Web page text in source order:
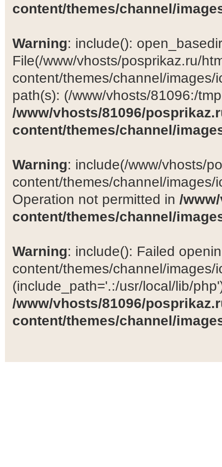
content/themes/channel/
Warning: include():
File(/www/vhosts/posprikaz.ru/
content/themes/channel/
path(s): (/www/vhosts/81096:/
/www/vhosts/81096/
content/themes/channel/
Warning: include(/www/vhosts/
content/themes/channel/
Operation not permitted in /
content/themes/channel/
Warning: include(): Failed
content/themes/channel/images/
(include_path='.:/usr/local/lib/
/www/vhosts/81096/
content/themes/channel/